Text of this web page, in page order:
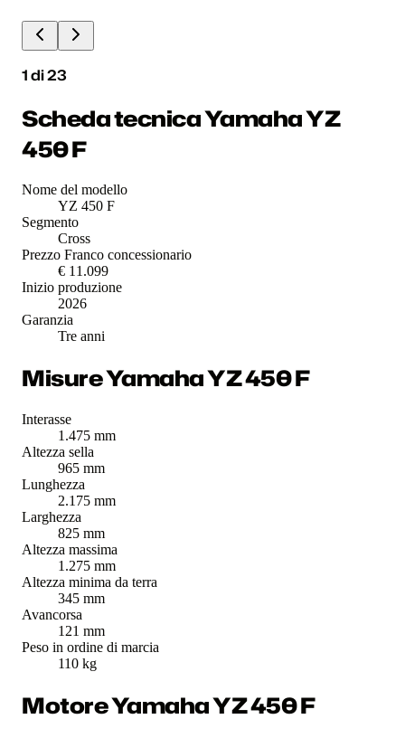
1di23
Scheda tecnica Yamaha YZ
450 F
Nome del modello
YZ 450 F
Segmento
Cross
Prezzo Franco concessionario
€ 11.099
Inizio produzione
2026
Garanzia
Tre anni
Misure Yamaha YZ 450 F
Interasse
1.475 mm
Altezza sella
965 mm
Lunghezza
2.175 mm
Larghezza
825 mm
Altezza massima
1.275 mm
Altezza minima da terra
345 mm
Avancorsa
121 mm
Peso in ordine di marcia
110 kg
Motore Yamaha YZ 450 F